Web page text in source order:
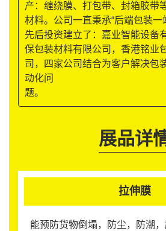
产：缠绕膜、打包带、封箱胶带
材料。公司一直秉承“后端包装一
先后投资建立了：嘉业智能设备
保包装材料有限公司，香港铭业
司，四家公司结合为客户解决包
动化问
题。
展品详
拉伸膜
能预防货物倒塌，防尘，防潮